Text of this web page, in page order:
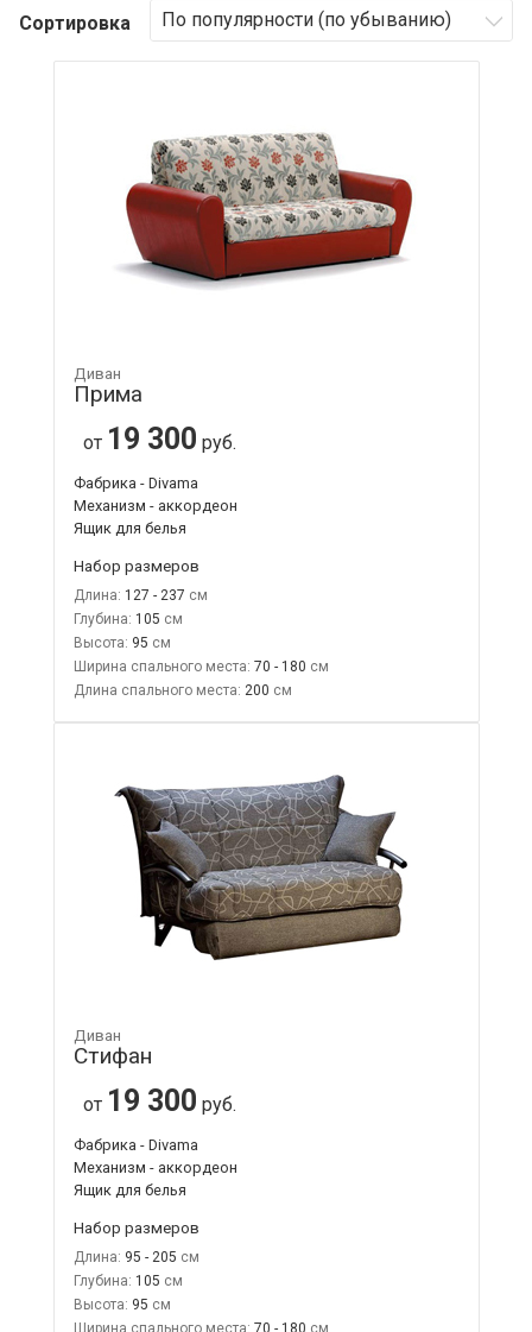
Сортировка
Диван
Прима
от 19 300 руб.
Фабрика - Divama
Механизм - аккордеон
Ящик для белья
Набор размеров
Длина: 127 - 237
Глубина: 105
Высота: 95
Ширина спального места: 70 - 180
Длина спального места: 200
Диван
Стифан
от 19 300 руб.
Фабрика - Divama
Механизм - аккордеон
Ящик для белья
Набор размеров
Длина: 95 - 205
Глубина: 105
Высота: 95
Ширина спального места: 70 - 180